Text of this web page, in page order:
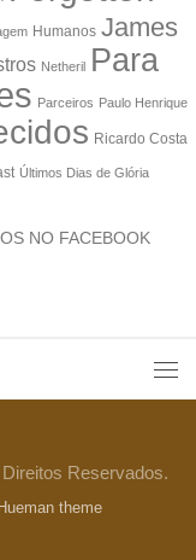
Humanos James
Netheril
Para
Parceiros Paulo Henrique
Ricardo Costa
Últimos Dias de Glória
NO FACEBOOK
Reservados.
Hueman theme